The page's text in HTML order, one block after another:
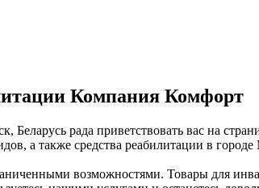
Компания Комфорт
рада приветствовать вас на
а также средства реабилитации в
возможностями. Товары для